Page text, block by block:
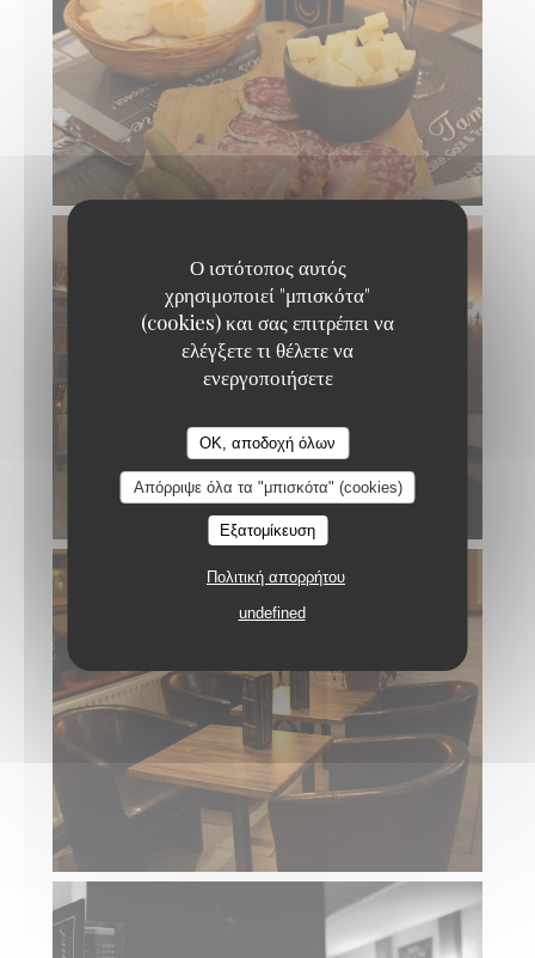
Ο ιστότοπος αυτός
χρησιμοποιεί "μπισκότα"
(cookies) και σας επιτρέπει να
ελέγξετε τι θέλετε να
ενεργοποιήσετε
OK, αποδοχή όλων
Απόρριψε όλα τα "μπισκότα" (cookies)
Εξατομίκευση
Πολιτική απορρήτου
undefined
Loos'Taminet